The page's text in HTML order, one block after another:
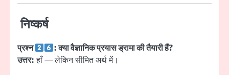
निष्कर्ष
प्रश्न
: क्या वैज्ञानिक प्रयास ड्रामा की तैयारी हैं?
उत्तर:हाँ — लेकिन सीमित अर्थ में।